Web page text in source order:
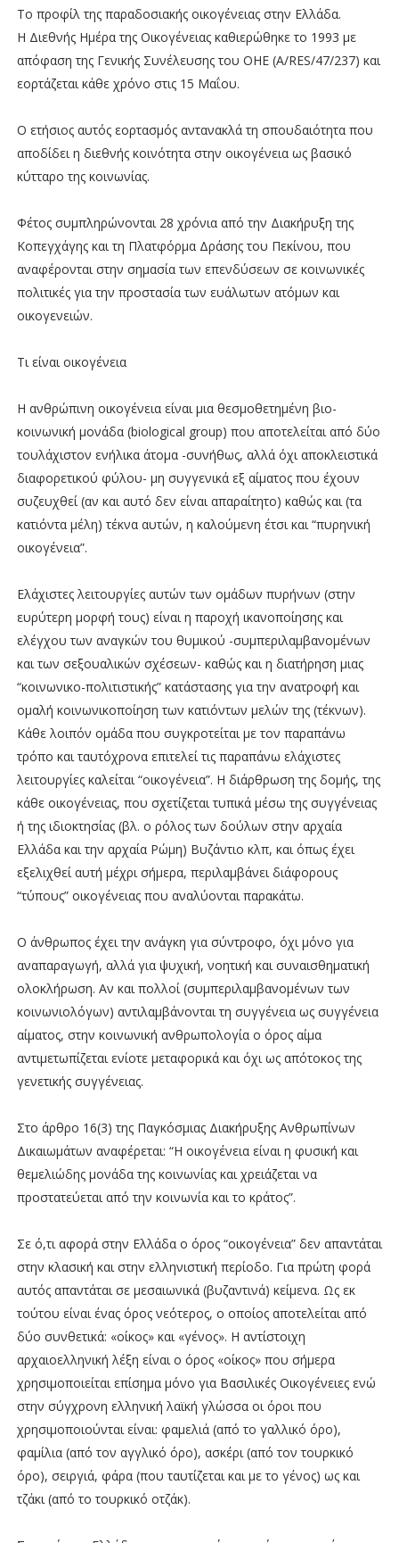
Το προφίλ της παραδοσιακής οικογένειας στην Ελλάδα.
Η Διεθνής Ημέρα της Οικογένειας καθιερώθηκε το 1993 με
απόφαση της Γενικής Συνέλευσης του ΟΗΕ (A/RES/47/237) και
εορτάζεται κάθε χρόνο στις 15 Μαΐου.
Ο ετήσιος αυτός εορτασμός αντανακλά τη σπουδαιότητα που
αποδίδει η διεθνής κοινότητα στην οικογένεια ως βασικό
κύτταρο της κοινωνίας.
Φέτος συμπληρώνονται 28 χρόνια από την Διακήρυξη της
Κοπεγχάγης και τη Πλατφόρμα Δράσης του Πεκίνου, που
αναφέρονται στην σημασία των επενδύσεων σε κοινωνικές
πολιτικές για την προστασία των ευάλωτων ατόμων και
οικογενειών.
Τι είναι οικογένεια
Η ανθρώπινη οικογένεια είναι μια θεσμοθετημένη βιο-
κοινωνική μονάδα (biological group) που αποτελείται από δύο
τουλάχιστον ενήλικα άτομα -συνήθως, αλλά όχι αποκλειστικά
διαφορετικού φύλου- μη συγγενικά εξ αίματος που έχουν
συζευχθεί (αν και αυτό δεν είναι απαραίτητο) καθώς και (τα
κατιόντα μέλη) τέκνα αυτών, η καλούμενη έτσι και “πυρηνική
οικογένεια”.
Ελάχιστες λειτουργίες αυτών των ομάδων πυρήνων (στην
ευρύτερη μορφή τους) είναι η παροχή ικανοποίησης και
ελέγχου των αναγκών του θυμικού -συμπεριλαμβανομένων
και των σεξουαλικών σχέσεων- καθώς και η διατήρηση μιας
“κοινωνικο-πολιτιστικής” κατάστασης για την ανατροφή και
ομαλή κοινωνικοποίηση των κατιόντων μελών της (τέκνων).
Κάθε λοιπόν ομάδα που συγκροτείται με τον παραπάνω
τρόπο και ταυτόχρονα επιτελεί τις παραπάνω ελάχιστες
λειτουργίες καλείται “οικογένεια”. Η διάρθρωση της δομής, της
κάθε οικογένειας, που σχετίζεται τυπικά μέσω της συγγένειας
ή της ιδιοκτησίας (βλ. ο ρόλος των δούλων στην αρχαία
Ελλάδα και την αρχαία Ρώμη) Βυζάντιο κλπ, και όπως έχει
εξελιχθεί αυτή μέχρι σήμερα, περιλαμβάνει διάφορους
“τύπους” οικογένειας που αναλύονται παρακάτω.
Ο άνθρωπος έχει την ανάγκη για σύντροφο, όχι μόνο για
αναπαραγωγή, αλλά για ψυχική, νοητική και συναισθηματική
ολοκλήρωση. Αν και πολλοί (συμπεριλαμβανομένων των
κοινωνιολόγων) αντιλαμβάνονται τη συγγένεια ως συγγένεια
αίματος, στην κοινωνική ανθρωπολογία ο όρος αίμα
αντιμετωπίζεται ενίοτε μεταφορικά και όχι ως απότοκος της
γενετικής συγγένειας.
Στο άρθρο 16(3) της Παγκόσμιας Διακήρυξης Ανθρωπίνων
Δικαιωμάτων αναφέρεται: “Η οικογένεια είναι η φυσική και
θεμελιώδης μονάδα της κοινωνίας και χρειάζεται να
προστατεύεται από την κοινωνία και το κράτος”.
Σε ό,τι αφορά στην Ελλάδα ο όρος “οικογένεια” δεν απαντάται
στην κλασική και στην ελληνιστική περίοδο. Για πρώτη φορά
αυτός απαντάται σε μεσαιωνικά (βυζαντινά) κείμενα. Ως εκ
τούτου είναι ένας όρος νεότερος, ο οποίος αποτελείται από
δύο συνθετικά: «οίκος» και «γένος». Η αντίστοιχη
αρχαιοελληνική λέξη είναι ο όρος «οίκος» που σήμερα
χρησιμοποιείται επίσημα μόνο για Βασιλικές Οικογένειες ενώ
στην σύγχρονη ελληνική λαϊκή γλώσσα οι όροι που
χρησιμοποιούνται είναι: φαμελιά (από το γαλλικό όρο),
φαμίλια (από τον αγγλικό όρο), ασκέρι (από τον τουρκικό
όρο), σειργιά, φάρα (που ταυτίζεται και με το γένος) ως και
τζάκι (από το τουρκικό οτζάκ).